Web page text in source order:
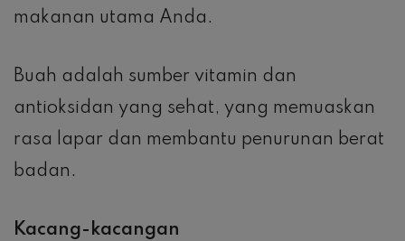
makanan utama Anda.
Buah adalah sumber vitamin dan
antioksidan yang sehat, yang memuaskan
rasa lapar dan membantu penurunan berat
badan.
Kacang-kacangan